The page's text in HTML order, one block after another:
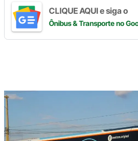
CLIQUE AQUI e siga o
Ônibus & Transporteno
Digite
aqui
o
seu
e-